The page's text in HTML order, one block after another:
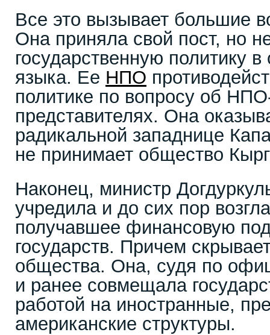
Все это вызывает большие
Она приняла свой пост, но
государственную политику
языка. Ее НПО
политике по вопросу об
представителях. Она
радикальной западнице
не принимает общество
Наконец, министр
учредила и до сих пор
получавшее финансовую
государств. Причем
общества. Она, судя по
и ранее совмещала
работой на иностранные,
американские структуры.